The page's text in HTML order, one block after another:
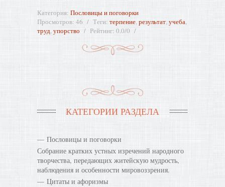
Категория: Пословицы и поговорки
Просмотров: 46 Теги: терпение,результат,учеба,
труд,упорство Рейтинг: 0.0/0
КАТЕГОРИИ РАЗДЕЛА
Пословицы и поговорки
Собрание кратких устных изречений народного
творчества, передающих житейскую мудрость,
наблюдения и особенности мировоззрения.
Цитаты и афоризмы